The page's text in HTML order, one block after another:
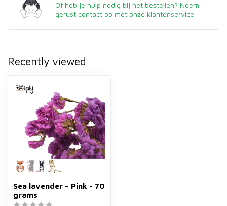
Of heb je hulp nodig bij het bestellen? Neem
gerust contact op met onze klantenservice
Recently viewed
Sea lavender – Pink - 70
grams